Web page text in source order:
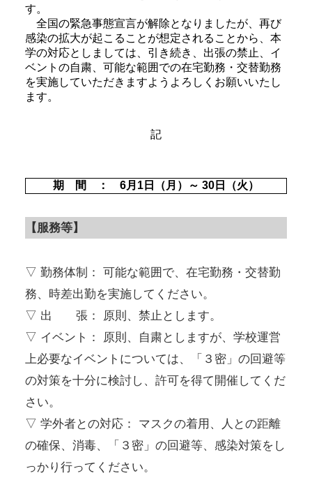
す。
全国の緊急事態宣言が解除となりましたが、再び
感染の拡大が起こることが想定されることから、本
学の対応としましては、引き続き、出張の禁止、イ
ベントの自粛、可能な範囲での在宅勤務・交替勤務
を実施していただきますようよろしくお願いいたし
ます。
記
期 間 ： 6月1日（月）～ 30日（火）
【服務等】
▽ 勤務体制： 可能な範囲で、在宅勤務・交替勤
務、時差出勤を実施してください。
▽ 出 張： 原則、禁止とします。
▽ イベント： 原則、自粛としますが、学校運営
上必要なイベントについては、「３密」の回避等
の対策を十分に検討し、許可を得て開催してくだ
さい。
▽ 学外者との対応： マスクの着用、人との距離
の確保、消毒、「３密」の回避等、感染対策をし
っかり行ってください。